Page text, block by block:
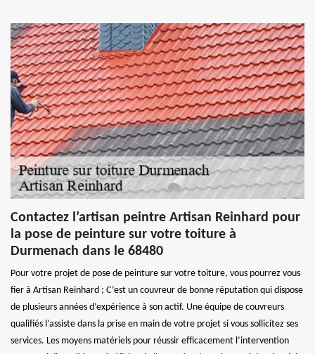
Contactez l’artisan peintre Artisan Reinhard pour
la pose de peinture sur votre toiture à
Durmenach dans le 68480
Pour votre projet de pose de peinture sur votre toiture, vous pourrez vous
fier à Artisan Reinhard ; C’est un couvreur de bonne réputation qui dispose
de plusieurs années d’expérience à son actif. Une équipe de couvreurs
qualifiés l’assiste dans la prise en main de votre projet si vous sollicitez ses
services. Les moyens matériels pour réussir efficacement l’intervention